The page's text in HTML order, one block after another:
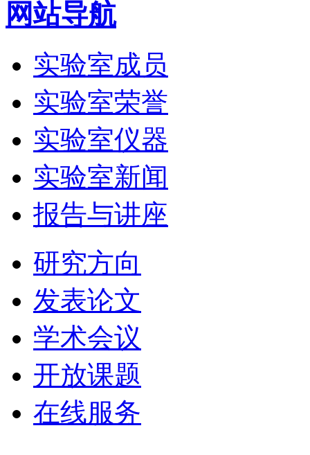
网站导航
实验室成员
实验室荣誉
实验室仪器
实验室新闻
报告与讲座
研究方向
发表论文
学术会议
开放课题
在线服务